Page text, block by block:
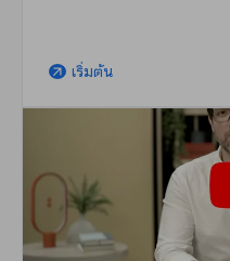
arrow_outward เริ่มต้น